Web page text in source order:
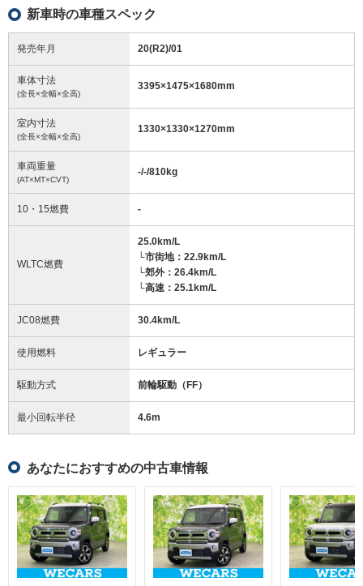
新車時の車種スペック
発売年月 20(R2)/01
車体寸法
(全長×全幅×全高)
3395×1475×1680mm
室内寸法
(全長×全幅×全高)
1330×1330×1270mm
車両重量
(AT×MT×CVT)
-/-/810kg
10・15燃費 -
WLTC燃費
25.0km/L
└市街地：22.9km/L
└郊外：26.4km/L
└高速：25.1km/L
JC08燃費 30.4km/L
使用燃料 レギュラー
駆動方式 前輪駆動（FF）
最小回転半径 4.6m
あなたにおすすめの中古車情報